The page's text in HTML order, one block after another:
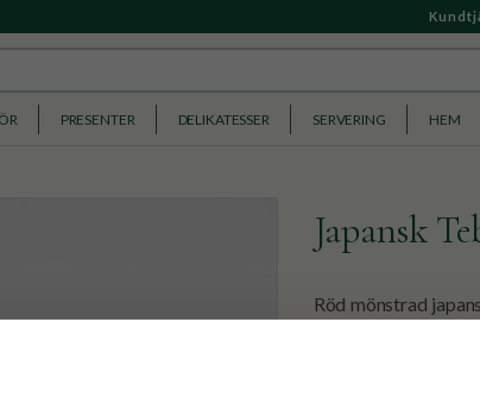
PRESENTER DELIKATESSER SERVERING HEM
Japansk
Röd mönstrad
att hålla burken tät.